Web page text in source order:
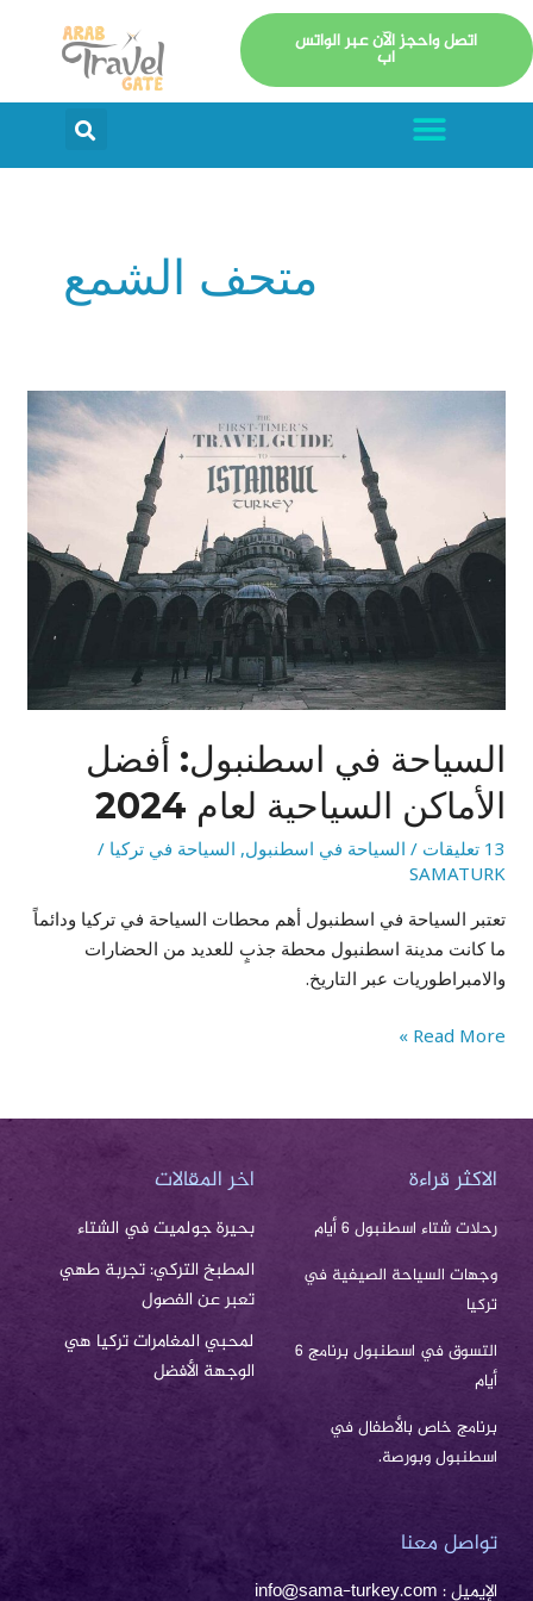
تخطي
إلى
المحتوى
اتصل واحجز الآن عبر الواتس
اب
Menu
متحف الشمع
السياحة في اسطنبول: أفضل
الأماكن السياحية لعام 2024
13 تعليقات / السياحة في اسطنبول, السياحة في تركيا /
SAMATURK
تعتبر السياحة في اسطنبول أهم محطات السياحة في تركيا ودائماً
ما كانت مدينة اسطنبول محطة جذبٍ للعديد من الحضارات
والامبراطوريات عبر التاريخ.
الأماكن
السياحية
لعام
Read More »
الاكثر قراءة
رحلات شتاء اسطنبول 6 أيام
وجهات السياحة الصيفية في
تركيا
التسوق في اسطنبول برنامج 6
أيام
برنامج خاص بالأطفال في
اسطنبول وبورصة.
اخر المقالات
بحيرة جولميت في الشتاء
المطبخ التركي: تجربة طهي
تعبر عن الفصول
لمحبي المغامرات تركيا هي
الوجهة الأفضل
تواصل معنا
الإيميل : info@sama-turkey.com